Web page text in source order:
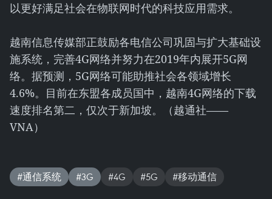
以更好满足社会在物联网时代的科技应用需求。
越南信息传媒部正鼓励各电信公司巩固与扩大基础设
施系统，完善4G网络并努力在2019年内展开5G网
络。据预测，5G网络可能助推社会各领域增长
4.6%。目前在东盟各成员国中，越南4G网络的下载
速度排名第二，仅次于新加坡。（越通社——
VNA）
#通信系统 #3G #4G #5G #移动通信